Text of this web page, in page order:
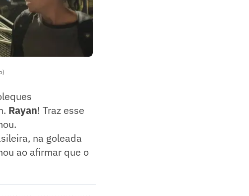
Rayan! Traz esse
na goleada
ao afirmar que o